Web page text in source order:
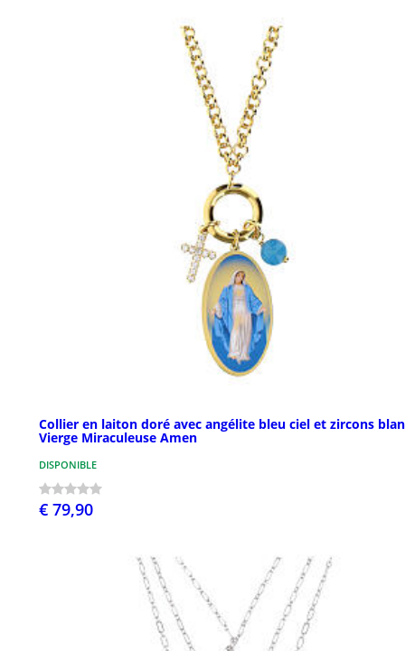
Collier en laiton doré avec angélite bleu ciel et zircons
Vierge Miraculeuse Amen
DISPONIBLE
€ 79,90